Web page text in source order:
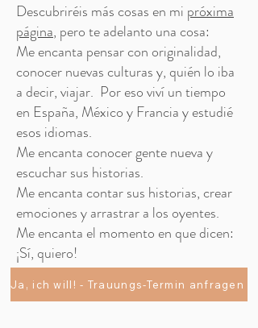
Descubriréis más cosas en mi próxima
página, pero te adelanto una cosa:
Me encanta pensar con originalidad,
conocer nuevas culturas y, quién lo iba
a decir, viajar. Por eso viví un tiempo
en España, México y Francia y estudié
esos idiomas.
Me encanta conocer gente nueva y
escuchar sus historias.
Me encanta contar sus historias, crear
emociones y arrastrar a los oyentes.
Me encanta el momento en que dicen:
¡Sí, quiero!
Ja, ich will! - Trauungs-Termin anfragen